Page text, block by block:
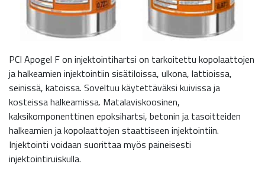
PCI Apogel F on injektointihartsi on tarkoitettu kopolaattojen
ja halkeamien injektointiin sisätiloissa, ulkona, lattioissa,
seinissä, katoissa. Soveltuu käytettäväksi kuivissa ja
kosteissa halkeamissa. Matalaviskoosinen,
kaksikomponenttinen epoksihartsi, betonin ja tasoitteiden
halkeamien ja kopolaattojen staattiseen injektointiin.
Injektointi voidaan suorittaa myös paineisesti
injektointiruiskulla.